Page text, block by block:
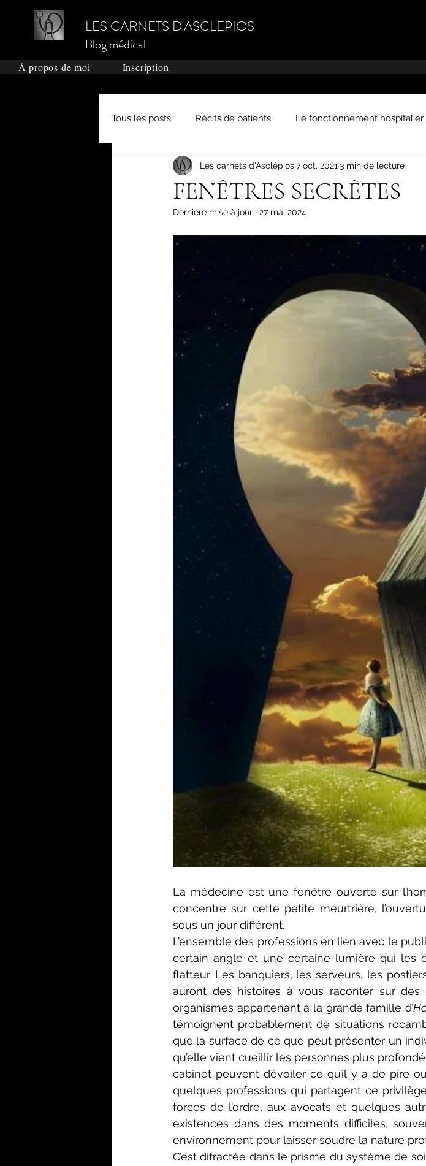
LES CARNETS D'ASCLEPIOS
Blog médical
À propos de moi Inscription
Tous les posts Récits de patients Le fonctionnement hospitalier
Grands médecins de l'Histoire L'obscurantisme en médecine
Dictionnaire médical Actualités
FENÊTRES SECRÈTES
Les carnets d'Asclépios7 oct. 2021 3 min de lecture
Dernière mise à jour : 27 mai 2024
La médecine est une fenêtre ouverte sur
concentre sur cette petite meurtrière,
sous un jour différent.
L’ensemble des professions en lien avec le
certain angle et une certaine lumière qui les
flatteur. Les banquiers, les serveurs, les
auront des histoires à vous raconter sur
organismes appartenant à la grande famille d’
témoignent probablement de situations
que la surface de ce que peut présenter un
qu’elle vient cueillir les personnes plus
cabinet peuvent dévoiler ce qu’il y a de pire
quelques professions qui partagent ce
forces de l’ordre, aux avocats et quelques
existences dans des moments difficiles,
environnement pour laisser soudre la nature
C’est difractée dans le prisme du système de